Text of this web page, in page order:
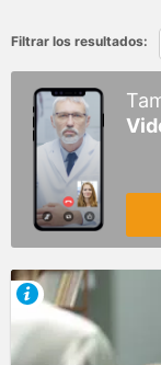
Filtrar los resultados: